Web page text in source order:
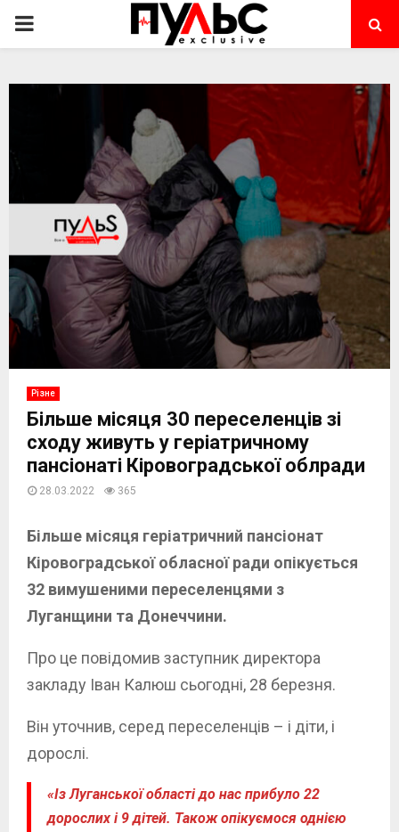
PRIMARY
Різне
Більше місяця 30 переселенців зі
сходу живуть у геріатричному
пансіонаті Кіровоградської облради
28.03.2022 365
Більше місяця геріатричний пансіонат
Кіровоградської обласної ради опікується
32 вимушеними переселенцями з
Луганщини та Донеччини.
Про це повідомив заступник директора
закладу Іван Калюш сьогодні, 28 березня.
Він уточнив, серед переселенців – і діти, і
дорослі.
«Із Луганської області до нас прибуло 22
дорослих і 9 дітей. Також опікуємося однією